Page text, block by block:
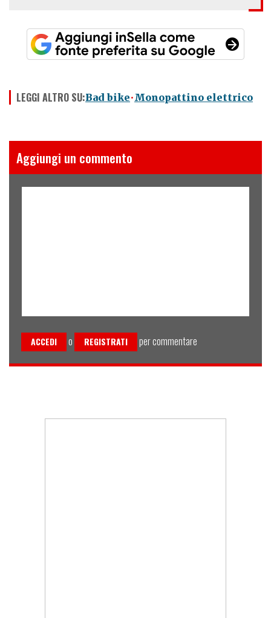
LEGGI ALTRO SU:Bad bike Monopattino elettrico
Aggiungi un commento
ACCEDI o REGISTRATI per commentare